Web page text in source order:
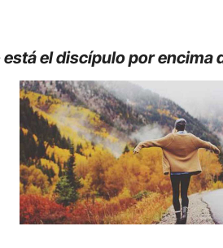
está el discípulo por encima